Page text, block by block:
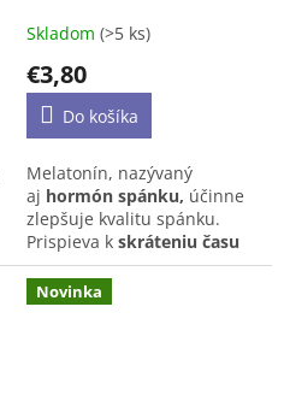
Skladom (>5 ks)
€3,80
Do košíka
Melatonín, nazývaný
aj hormón spánku, účinne
zlepšuje kvalitu spánku.
Prispieva k skráteniu času
potrebného na zaspávanie,
a zároveň
únavypo dlhej ceste
Novinka